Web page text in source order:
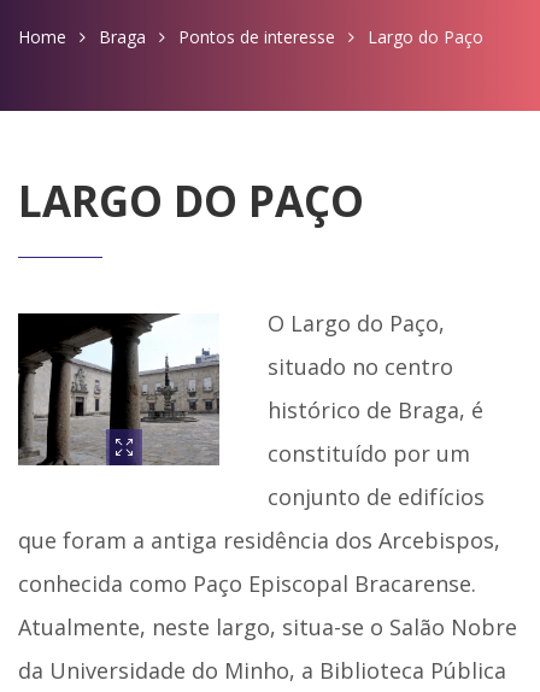
Home Braga Pontos de interesse Largo do Paço
LARGO DO PAÇO
O Largo do Paço,
situado no centro
histórico de Braga, é
constituído por um
conjunto de edifícios
que foram a antiga residência dos Arcebispos,
conhecida como Paço Episcopal Bracarense.
Atualmente, neste largo, situa-se o Salão Nobre
da Universidade do Minho, a Biblioteca Pública